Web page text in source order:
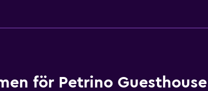
för Petrino Guesthouse